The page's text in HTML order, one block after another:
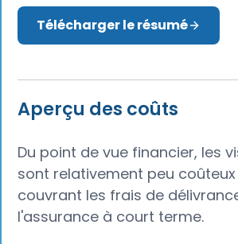
Télécharger le résumé
Aperçu des coûts
Du point de vue financier, les
sont relativement peu
couvrant les frais de
l'assurance à court terme.